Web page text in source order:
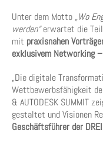
Unter dem Motto „Wo
werden“erwartet die
mit praxisnahen
exklusivem Networking
„Die digitale
Wettbewerbsfähigkeit
& AUTODESK SUMMIT
gestaltet und Visionen
Geschäftsführer der